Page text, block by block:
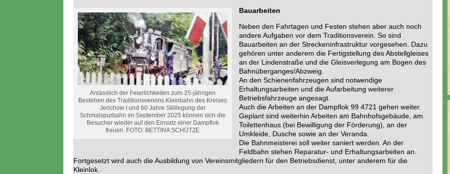
Anlässlich der Feierlichkeiten zum 25-jährigen
Bestehen des Traditionsvereins Kleinbahn des Kreises
Jerichow I und 60 Jahre Stilllegung der
Schmalspurbahn im September 2025 können sich die
Besucher wieder auf den Einsatz einer Dampflok
freuen. FOTO: BETTINA SCHÜTZE
Bauarbeiten
Neben den Fahrtagen und Festen stehen aber auch noch
andere Aufgaben vor dem Traditionsverein. So sind
Bauarbeiten an der Streckeninfrastruktur vorgesehen. Dazu
gehören unter anderem die Fertigstellung des Abstellgleises
an der Lindenstraße und die Gleisverlegung am Bogen des
Bahnüberganges/Abzweig.
An den Schienenfahrzeugen sind notwendige
Erhaltungsarbeiten und die Aufarbeitung weiterer
Betriebsfahrzeuge angesagt.
Auch die Arbeiten an der Dampflok 99 4721 gehen weiter.
Geplant sind weiterhin Arbeiten am Bahnhofsgebäude, am
Toilettenhaus (bei Bewilligung der Förderung), an der
Umkleide, Dusche sowie an der Veranda.
Die Bahnmeisterei soll weiter saniert werden. An der
Feldbahn stehen Reparatur- und Erhaltungsarbeiten an.
Fortgesetzt wird auch die Ausbildung von Vereinsmitgliedern für den Betriebsdienst, unter anderem für die
Kleinlok.